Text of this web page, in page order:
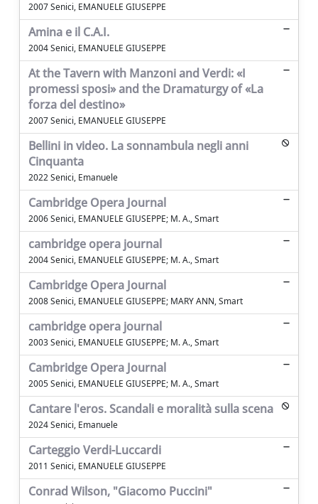
2007 Senici, EMANUELE GIUSEPPE
Amina e il C.A.I.
2004 Senici, EMANUELE GIUSEPPE
At the Tavern with Manzoni and Verdi: «I
promessi sposi» and the Dramaturgy of «La
forza del destino»
2007 Senici, EMANUELE GIUSEPPE
Bellini in video. La sonnambula negli anni
Cinquanta
2022 Senici, Emanuele
Cambridge Opera Journal
2006 Senici, EMANUELE GIUSEPPE; M. A., Smart
cambridge opera journal
2004 Senici, EMANUELE GIUSEPPE; M. A., Smart
Cambridge Opera Journal
2008 Senici, EMANUELE GIUSEPPE; MARY ANN, Smart
cambridge opera journal
2003 Senici, EMANUELE GIUSEPPE; M. A., Smart
Cambridge Opera Journal
2005 Senici, EMANUELE GIUSEPPE; M. A., Smart
Cantare l'eros. Scandali e moralità sulla scena
2024 Senici, Emanuele
Carteggio Verdi-Luccardi
2011 Senici, EMANUELE GIUSEPPE
Conrad Wilson, "Giacomo Puccini"